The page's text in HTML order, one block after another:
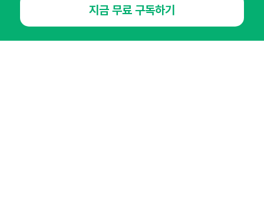
지금 무료 구독하기